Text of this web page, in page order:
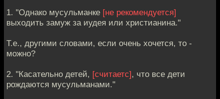
1. "Однако мусульманке [не рекомендуется]
выходить замуж за иудея или христианина."
Т.е., другими словами, если очень хочется, то -
можно?
2. "Касательно детей, [считаетс], что все дети
рождаются мусульманами."